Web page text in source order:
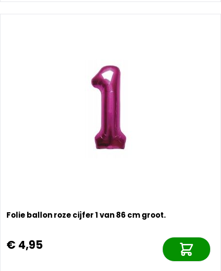
Folie ballon roze cijfer 1 van 86 cm groot.
€ 4,95